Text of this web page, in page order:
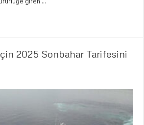
2025 Sonbahar Tarifesini